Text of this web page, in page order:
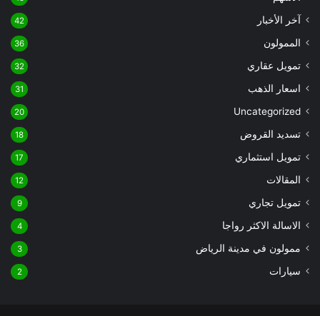
آخر الأخبار 42
الممولون 36
تمويل عقاري 32
اسعار الذهب 31
Uncategorized
20
تسديد القروض 18
تمويل استثماري 17
المقالات 12
تمويل تجاري 9
الاسالة الاكثر رواجا 4
ممولون في مدينة الرياض 3
سيارات 2